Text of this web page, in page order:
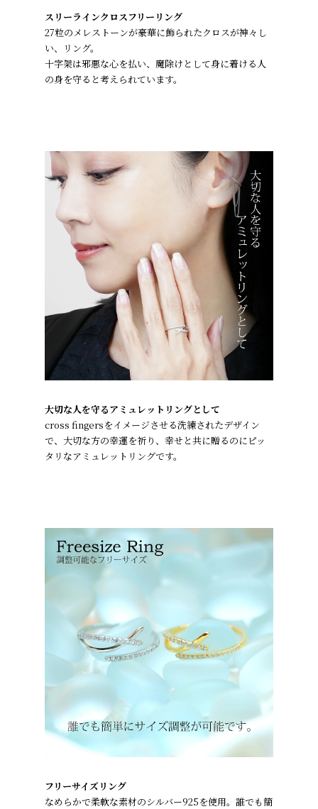
できるように設定してください。
Amazon Pay
Amazonのアカウントに登録された配送先や支払い方法を利用
して決済できます。
スリーラインクロスフリーリング
27粒のメレストーンが豪華に飾られたクロスが神々し
い、リング。
十字架は邪悪な心を払い、魔除けとして身に着ける人
の身を守ると考えられています。
大切な人を守るアミュレットリングとして
cross fingersをイメージさせる洗練されたデザイン
で、大切な方の幸運を祈り、幸せと共に贈るのにピッ
タリなアミュレットリングです。
フリーサイズリング
なめらかで柔軟な素材のシルバー925を使用。誰でも簡